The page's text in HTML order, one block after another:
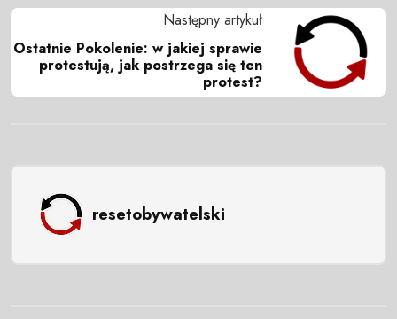
Następny artykuł
Ostatnie Pokolenie: w jakiej sprawie
protestują, jak postrzega się ten
protest?
resetobywatelski